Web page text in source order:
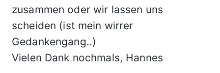
zusammen oder wir lassen uns
scheiden (ist mein wirrer
Gedankengang..)
Vielen Dank nochmals, Hannes